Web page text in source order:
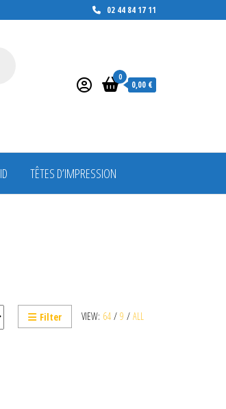
02 44 84 17 11
0
0,00 €
TÊTES D’IMPRESSION
VIEW: 64 / 9 / ALL
Filter